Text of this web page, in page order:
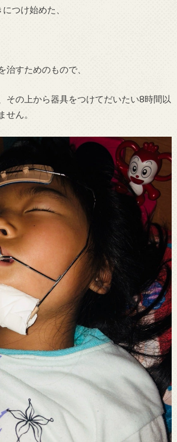
つけ始めた、
治すためのもので、
その上から器具をつけてだいたい8時間以
せん。